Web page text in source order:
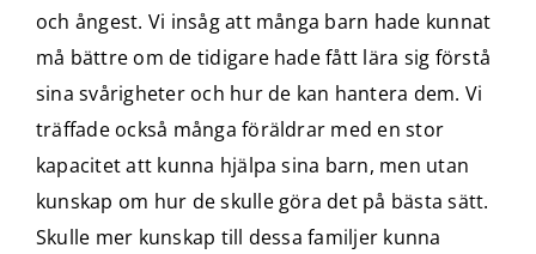
och ångest. Vi insåg att många barn hade kunnat
må bättre om de tidigare hade fått lära sig förstå
sina svårigheter och hur de kan hantera dem. Vi
träffade också många föräldrar med en stor
kapacitet att kunna hjälpa sina barn, men utan
kunskap om hur de skulle göra det på bästa sätt.
Skulle mer kunskap till dessa familjer kunna